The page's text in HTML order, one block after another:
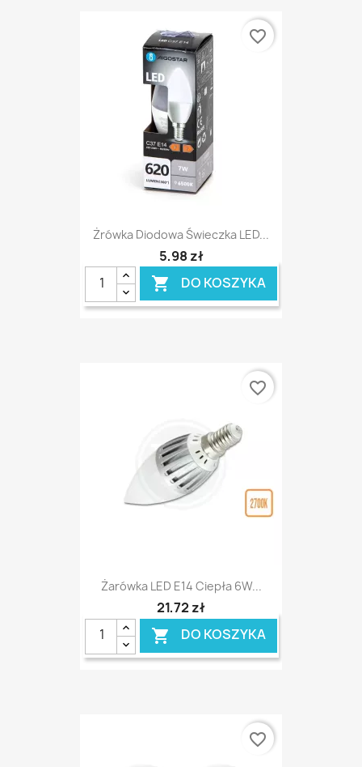
Żrówka Diodowa Świeczka LED...
5,98 zł
 DO KOSZYKA
favorite_border
Żarówka LED E14 Ciepła 6W...
21,72 zł
 DO KOSZYKA
favorite_border
favorite_border